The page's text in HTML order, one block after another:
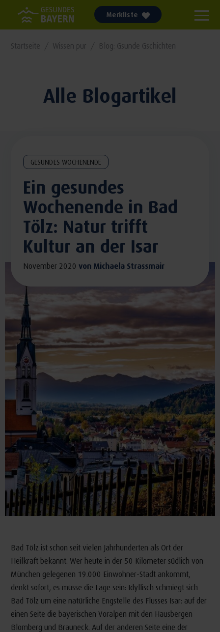
Merkliste
Startseite Wissen pur Blog: Gsunde Gschichten
Alle Blogartikel
GESUNDES WOCHENENDE
Ein gesundes
Wochenende in Bad
Tölz: Natur trifft
Kultur an der Isar
November 2020 von Michaela Strassmair
Bad Tölz ist schon seit vielen Jahrhunderten als Ort der
Heilkraft bekannt. Wer heute in der 50 Kilometer südlich von
München gelegenen 19.000 Einwohner-Stadt ankommt,
denkt sofort, es müsse die Lage sein: Idyllisch schmiegt sich
Bad Tölz um eine natürliche Engstelle des Flusses Isar: auf der
einen Seite die bayerischen Voralpen mit den Hausbergen
Blomberg und Brauneck. Auf der anderen Seite eine der